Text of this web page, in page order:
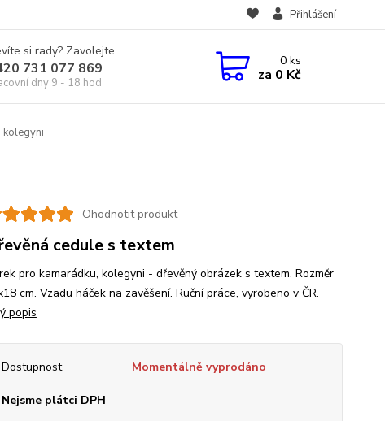
Přihlášení
si rady? Zavolejte.
731 077 869
dny 9 - 18 hod
0ks
za 0 Kč
kolegyni
Ohodnotit produkt
cedule s textem
pro kamarádku, kolegyni - dřevěný obrázek s textem. Rozměr
cm. Vzadu háček na zavěšení. Ruční práce, vyrobeno v ČR.
popis
Dostupnost Momentálně vyprodáno
Nejsme plátci DPH